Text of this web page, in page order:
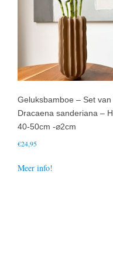
Geluksbamboe – Set
Dracaena sanderiana –
40-50cm -⌀2cm
€24,95
Meer info!